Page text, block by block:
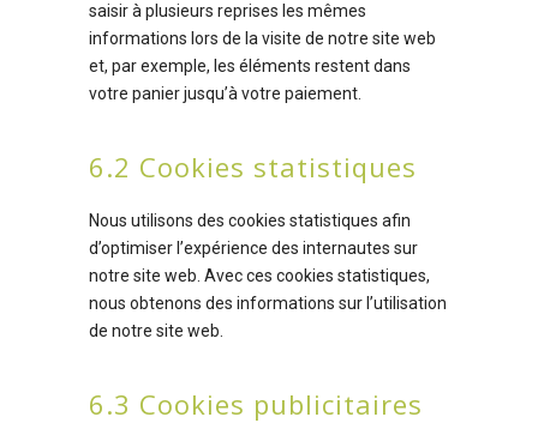
saisir à plusieurs reprises les mêmes
informations lors de la visite de notre site web
et, par exemple, les éléments restent dans
votre panier jusqu’à votre paiement.
6.2 Cookies statistiques
Nous utilisons des cookies statistiques afin
d’optimiser l’expérience des internautes sur
notre site web. Avec ces cookies statistiques,
nous obtenons des informations sur l’utilisation
de notre site web.
6.3 Cookies publicitaires